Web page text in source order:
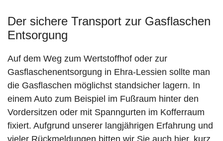
Der sichere Transport zur Gasflaschen
Entsorgung
Auf dem Weg zum Wertstoffhof oder zur
Gasflaschenentsorgung in Ehra-Lessien sollte man
die Gasflaschen möglichst standsicher lagern. In
einem Auto zum Beispiel im Fußraum hinter den
Vordersitzen oder mit Spanngurten im Kofferraum
fixiert. Aufgrund unserer langjährigen Erfahrung und